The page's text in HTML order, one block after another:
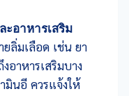
ะอาหารเสริม
ลิ่มเลือด เช่น ยา
อาหารเสริมบาง
มินอี ควรแจ้งให้